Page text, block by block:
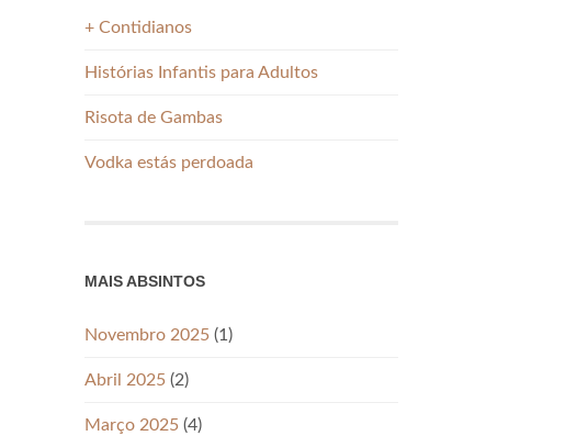
+ Contidianos
Histórias Infantis para Adultos
Risota de Gambas
Vodka estás perdoada
MAIS ABSINTOS
Novembro 2025 (1)
Abril 2025 (2)
Março 2025 (4)